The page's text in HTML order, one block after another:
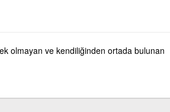
olmayan ve kendiliğinden ortada bulunan